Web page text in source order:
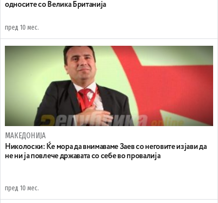
односите со Велика Британија
пред 10 мес.
МАКЕДОНИЈА
Николоски: Ќе мора да внимаваме Заев со неговите изјави да
не ни ја повлече државата со себе во провалија
пред 10 мес.